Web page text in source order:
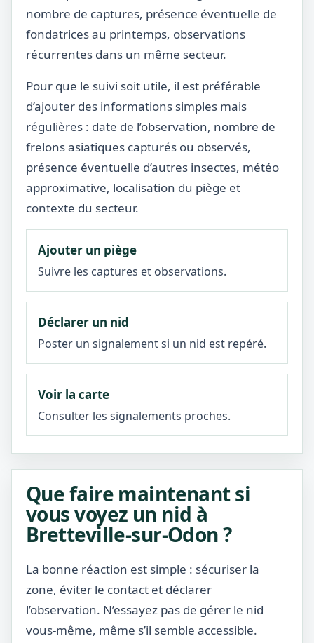
nombre de captures, présence éventuelle de
fondatrices au printemps, observations
récurrentes dans un même secteur.
Pour que le suivi soit utile, il est préférable
d’ajouter des informations simples mais
régulières : date de l’observation, nombre de
frelons asiatiques capturés ou observés,
présence éventuelle d’autres insectes, météo
approximative, localisation du piège et
contexte du secteur.
Ajouter un piège
Suivre les captures et observations.
Déclarer un nid
Poster un signalement si un nid est repéré.
Voir la carte
Consulter les signalements proches.
Que faire maintenant si
vous voyez un nid à
Bretteville-sur-Odon ?
La bonne réaction est simple : sécuriser la
zone, éviter le contact et déclarer
l’observation. N’essayez pas de gérer le nid
vous-même, même s’il semble accessible.